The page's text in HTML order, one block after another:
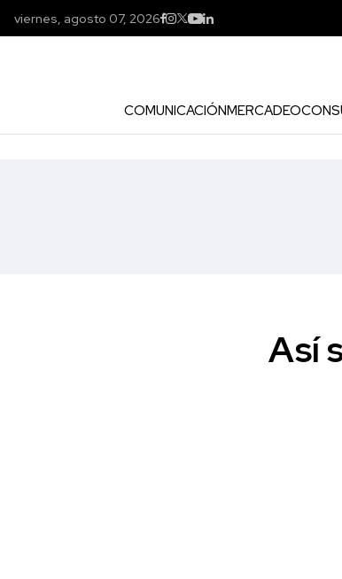
viernes, agosto 07, 2026
COMUNICACIÓNMERCADEO
Así